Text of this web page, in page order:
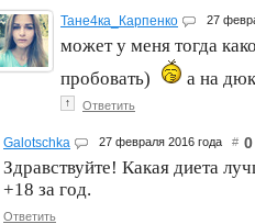
Тане4ка_Карпенко 27
может у меня тогда
пробовать)
а на
↑ Ответить
Galotschka 27 февраля 2016 года # 0
Здравствуйте! Какая диета
+18 за год.
Ответить